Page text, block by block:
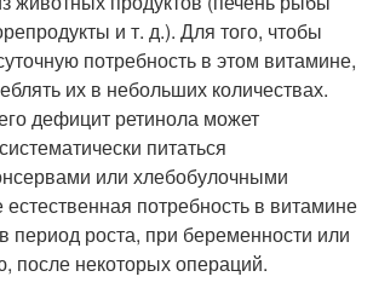
и т. д.). Для того, чтобы
потребность в этом витамине,
их в небольших количествах.
дефицит ретинола может
питаться
или хлебобулочными
потребность в витамине
период роста, при беременности или
после некоторых операций.